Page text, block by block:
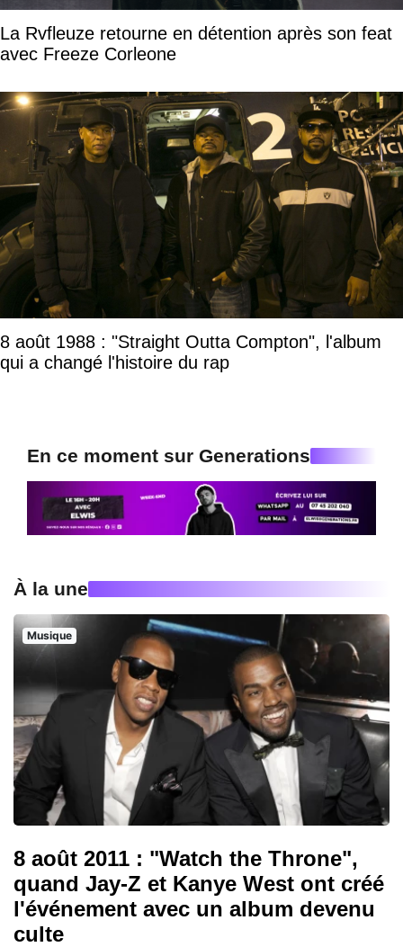
La Rvfleuze retourne en détention après son feat
avec Freeze Corleone
8 août 1988 : "Straight Outta Compton", l'album
qui a changé l'histoire du rap
En ce moment sur Generations
À la une
Musique
8 août 2011 : "Watch the Throne",
quand Jay-Z et Kanye West ont créé
l'événement avec un album devenu
culte